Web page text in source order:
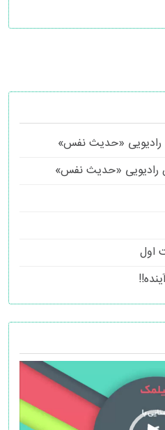
رادیویی «حدیث نفس»
رادیویی «حدیث نفس»
اول